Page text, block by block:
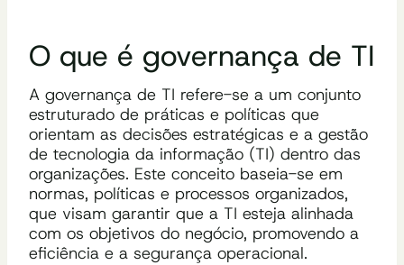
O que é governança de TI
A governança de TI refere-se a um conjunto
estruturado de práticas e políticas que
orientam as decisões estratégicas e a gestão
de tecnologia da informação (TI) dentro das
organizações. Este conceito baseia-se em
normas, políticas e processos organizados,
que visam garantir que a TI esteja alinhada
com os objetivos do negócio, promovendo a
eficiência e a segurança operacional.